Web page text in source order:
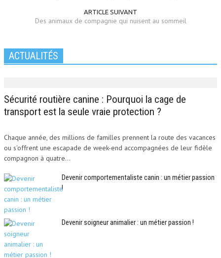
ARTICLE SUIVANT
Des animaux de compagnie qui nuisent au sommeil
ACTUALITÉS
Sécurité routière canine : Pourquoi la cage de
transport est la seule vraie protection ?
Chaque année, des millions de familles prennent la route des vacances
ou s'offrent une escapade de week-end accompagnées de leur fidèle
compagnon à quatre...
Devenir comportementaliste canin : un métier passion
!
Devenir soigneur animalier : un métier passion !